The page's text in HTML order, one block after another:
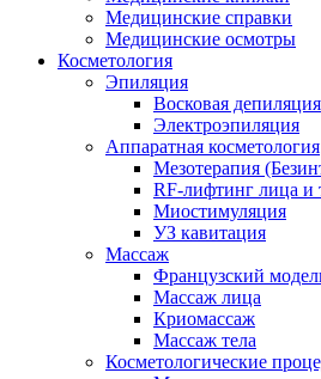
Медицинские справки
Медицинские осмотры
Косметология
Эпиляция
Восковая депиляция
Электроэпиляция
Аппаратная косметология
Мезотерапия
RF-лифтинг лица и
Миостимуляция
УЗ кавитация
Массаж
Французский
Массаж лица
Криомассаж
Массаж тела
Косметологические